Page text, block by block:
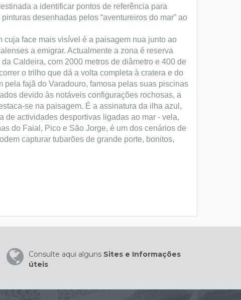
a identificar pontos de referência para
desenhadas pelos “aventureiros do mar” ao
face mais visível é a paisagem nua junto ao
a emigrar. Actualmente a zona é reserva
Caldeira, com 2000 metros de diâmetro e 400 de
o trilho que dá a volta completa à cratera e do
fajã do Varadouro, famosa pelas suas piscinas
devido às notáveis configurações rochosas, a
se na paisagem. É a assinatura da ilha azul,
de actividades desportivas ligadas ao mar - vela,
do Faial, Pico e São Jorge, é um dos cenários de
capturar tubarões de grande porte, bonitos,
Consulte aqui alguns Sites e Informações
úteis